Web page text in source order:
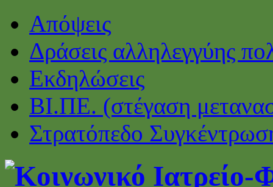
Απόψεις
Δράσεις αλληλεγγύης
Εκδηλώσεις
ΒΙ.ΠΕ. (στέγαση
Στρατόπεδο